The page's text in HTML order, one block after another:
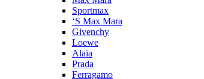
Sportmax
‘S Max Mara
Givenchy
Loewe
Alaïa
Prada
Ferragamo